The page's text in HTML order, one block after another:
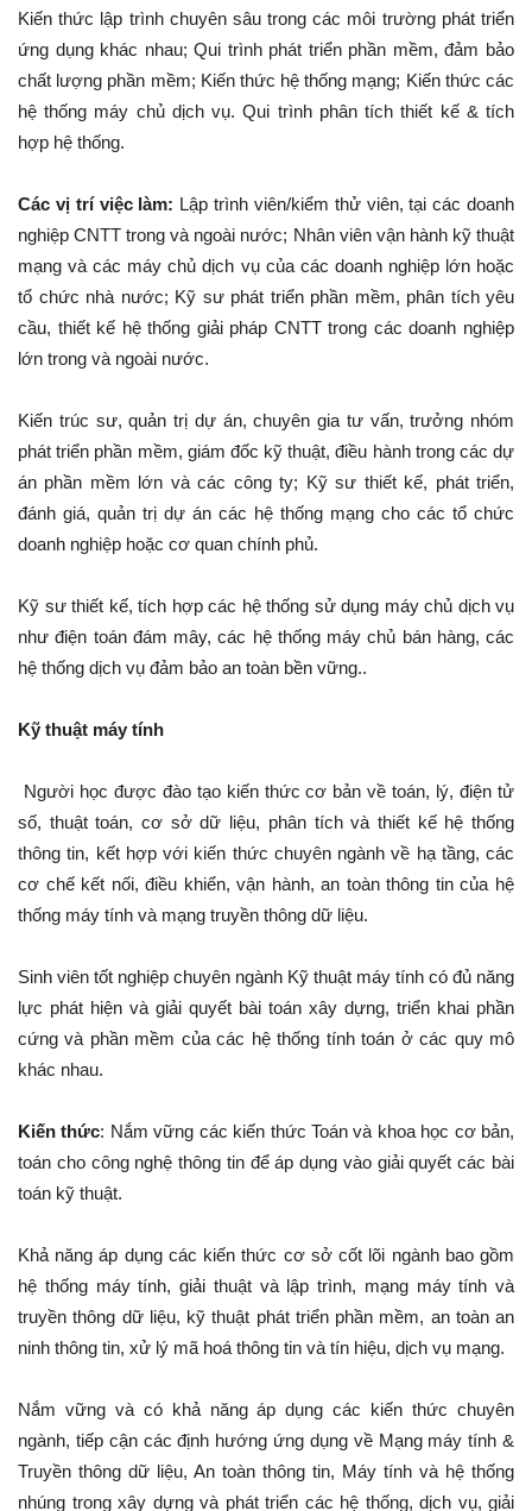
Kiến thức lập trình chuyên sâu trong các môi trường phát triển
ứng dụng khác nhau; Qui trình phát triển phần mềm, đảm bảo
chất lượng phần mềm; Kiến thức hệ thống mạng; Kiến thức các
hệ thống máy chủ dịch vụ. Qui trình phân tích thiết kế & tích
hợp hệ thống.
Các vị trí việc làm: Lập trình viên/kiểm thử viên, tại các doanh
nghiệp CNTT trong và ngoài nước; Nhân viên vận hành kỹ thuật
mạng và các máy chủ dịch vụ của các doanh nghiệp lớn hoặc
tổ chức nhà nước; Kỹ sư phát triển phần mềm, phân tích yêu
cầu, thiết kế hệ thống giải pháp CNTT trong các doanh nghiệp
lớn trong và ngoài nước.
Kiến trúc sư, quản trị dự án, chuyên gia tư vấn, trưởng nhóm
phát triển phần mềm, giám đốc kỹ thuật, điều hành trong các dự
án phần mềm lớn và các công ty; Kỹ sư thiết kế, phát triển,
đánh giá, quản trị dự án các hệ thống mạng cho các tổ chức
doanh nghiệp hoặc cơ quan chính phủ.
Kỹ sư thiết kế, tích hợp các hệ thống sử dụng máy chủ dịch vụ
như điện toán đám mây, các hệ thống máy chủ bán hàng, các
hệ thống dịch vụ đảm bảo an toàn bền vững..
Kỹ thuật máy tính
Người học được đào tạo kiến thức cơ bản về toán, lý, điện tử
số, thuật toán, cơ sở dữ liệu, phân tích và thiết kế hệ thống
thông tin, kết hợp với kiến thức chuyên ngành về hạ tầng, các
cơ chế kết nối, điều khiển, vận hành, an toàn thông tin của hệ
thống máy tính và mạng truyền thông dữ liệu.
Sinh viên tốt nghiệp chuyên ngành Kỹ thuật máy tính có đủ năng
lực phát hiện và giải quyết bài toán xây dựng, triển khai phần
cứng và phần mềm của các hệ thống tính toán ở các quy mô
khác nhau.
Kiến thức: Nắm vững các kiến thức Toán và khoa học cơ bản,
toán cho công nghệ thông tin để áp dụng vào giải quyết các bài
toán kỹ thuật.
Khả năng áp dụng các kiến thức cơ sở cốt lõi ngành bao gồm
hệ thống máy tính, giải thuật và lập trình, mạng máy tính và
truyền thông dữ liệu, kỹ thuật phát triển phần mềm, an toàn an
ninh thông tin, xử lý mã hoá thông tin và tín hiệu, dịch vụ mạng.
Nắm vững và có khả năng áp dụng các kiến thức chuyên
ngành, tiếp cận các định hướng ứng dụng về Mạng máy tính &
Truyền thông dữ liệu, An toàn thông tin, Máy tính và hệ thống
nhúng trong xây dựng và phát triển các hệ thống, dịch vụ, giải